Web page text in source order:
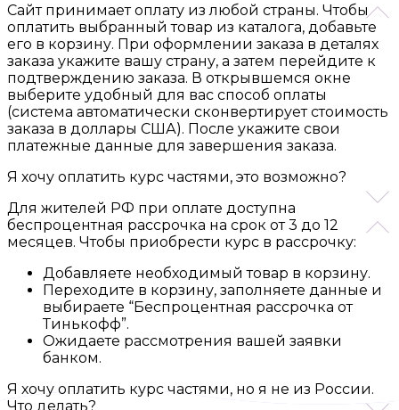
Сайт принимает оплату из любой страны. Чтобы
оплатить выбранный товар из каталога, добавьте
его в корзину. При оформлении заказа в деталях
заказа укажите вашу страну, а затем перейдите к
подтверждению заказа. В открывшемся окне
выберите удобный для вас способ оплаты
(система автоматически сконвертирует стоимость
заказа в доллары США). После укажите свои
платежные данные для завершения заказа.
Я хочу оплатить курс частями, это возможно?
Для жителей РФ при оплате доступна
беспроцентная рассрочка на срок от 3 до 12
месяцев. Чтобы приобрести курс в рассрочку:
Добавляете необходимый товар в корзину.
Переходите в корзину, заполняете данные и
выбираете “Беспроцентная рассрочка от
Тинькофф”.
Ожидаете рассмотрения вашей заявки
банком.
Я хочу оплатить курс частями, но я не из России.
Что делать?